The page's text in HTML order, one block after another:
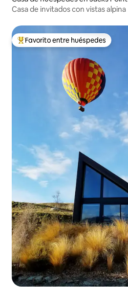
Casa de invitados con vistas alpina
Favorito entre huéspedes preferido
Favorito entre huéspedes